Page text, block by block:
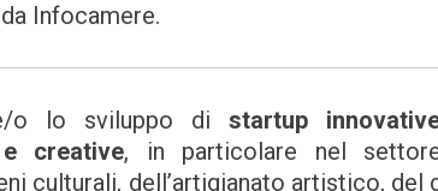
Infocamere.
o lo sviluppo di startup
creative, in particolare nel
culturali, dell’artigianato artistico, del